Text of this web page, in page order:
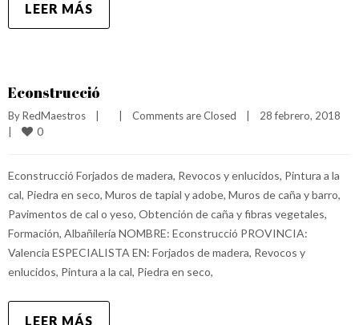
LEER MÁS
Econstrucció
By RedMaestros Comments are Closed
0
Econstrucció Forjados de madera, Revocos y enlucidos, Pintura a la
cal, Piedra en seco, Muros de tapial y adobe, Muros de caña y barro,
Pavimentos de cal o yeso, Obtención de caña y fibras vegetales,
Formación, Albañilería NOMBRE: Econstrucció PROVINCIA:
Valencia ESPECIALISTA EN: Forjados de madera, Revocos y
enlucidos, Pintura a la cal, Piedra en seco,
LEER MÁS